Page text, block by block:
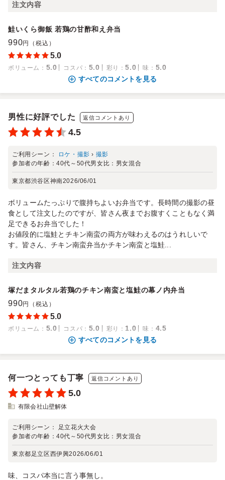
注文内容
鮭いくら御飯 若鶏の甘酢和え弁当
990円（税込）
5.0
ボリューム ： 5.0 コスパ ： 5.0 彩り ：5.0 味 ： 5.0
すべてのコメントを見る
男性に好評でした 返信コメントあり
4.5
ご利用シーン： ロケ・撮影 › 撮影
参加者の年齢：40代～50代男女比： 男女混合
東京都渋谷区神南2026/06/01
ボリュームたっぷりで腹持ちよいお弁当です。長時間の撮影の昼
食として注文したのですが、皆さん夜までお腹すくこともなく満
足できるお弁当でした！
お値段的に塩鮭とチキン南蛮の両方が味わえるのはうれしいで
す。皆さん、チキン南蛮弁当かチキン南蛮と塩鮭...
注文内容
塚だまタルタル若鶏のチキン南蛮と塩鮭の幕ノ内弁当
990円（税込）
5.0
ボリューム ： 5.0 コスパ ： 5.0 彩り ： 1.0 味 ： 4.5
すべてのコメントを見る
何一つとっても丁寧 返信コメントあり
5.0
有限会社山壁解体
ご利用シーン： 足立花火大会
参加者の年齢：40代～50代男女比： 男女混合
東京都足立区西伊興2026/06/01
味、コスパ本当に言う事無し。